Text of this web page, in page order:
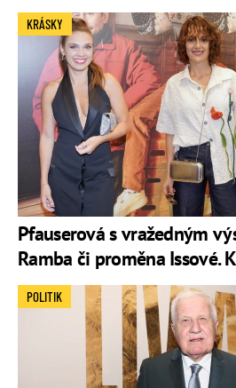
Pfauserová s vražedným
Ramba či proměna Issové.
KRÁSKY
POLITIK